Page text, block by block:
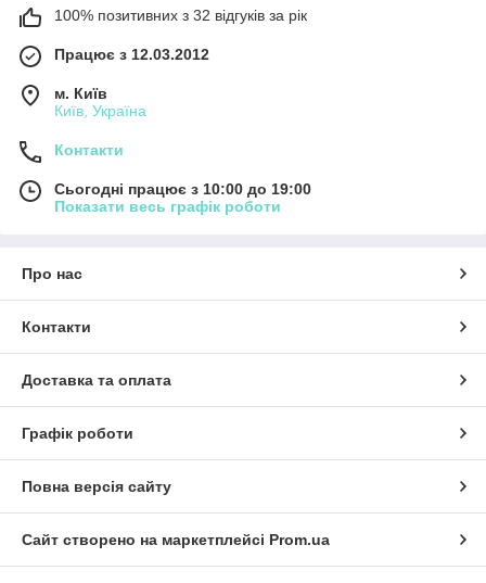
100% позитивних з 32 відгуків за рік
Працює з 12.03.2012
м. Київ
Київ, Україна
Контакти
Сьогодні працює з 10:00 до 19:00
Показати весь графік роботи
Про нас
Контакти
Доставка та оплата
Графік роботи
Повна версія сайту
Сайт створено на маркетплейсі Prom.ua